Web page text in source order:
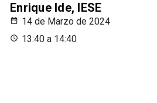
Enrique Ide, IESE
14 de Marzo de 2024
13:40 a 14:40